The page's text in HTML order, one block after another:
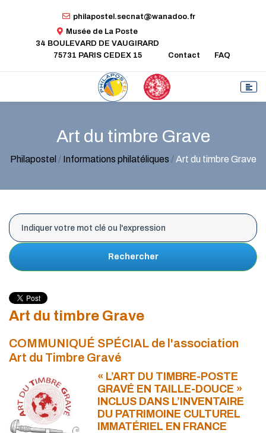
philapostel.secnat@wanadoo.fr
Musée de La Poste
34 BOULEVARD DE VAUGIRARD
75731 PARIS CEDEX 15
Contact FAQ
Art du timbre Grave
Philapostel / Informations philatéliques /Art du timbre Grave
Rechercher
Art du timbre Grave
COMMUNIQUÉ SPÉCIAL de l'association
Art du Timbre Gravé
« L’ART DU TIMBRE-POSTE
GRAVÉ EN TAILLE-DOUCE »
INCLUS DANS L’INVENTAIRE
DU PATRIMOINE CULTUREL
IMMATÉRIEL EN FRANCE